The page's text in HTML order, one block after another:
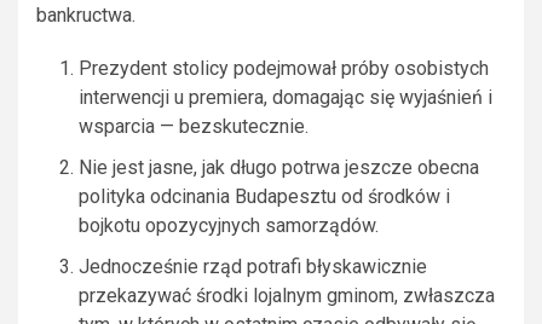
bankructwa.
Prezydent stolicy podejmował próby osobistych
interwencji u premiera, domagając się wyjaśnień i
wsparcia — bezskutecznie.
Nie jest jasne, jak długo potrwa jeszcze obecna
polityka odcinania Budapesztu od środków i
bojkotu opozycyjnych samorządów.
Jednocześnie rząd potrafi błyskawicznie
przekazywać środki lojalnym gminom, zwłaszcza